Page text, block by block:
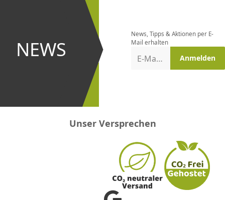
NEWS
und bei
Aktionen
News, Tipps & Aktionen per E-
Mail erhalten
E-Mail-Adresse Anmelden
Unser Versprechen